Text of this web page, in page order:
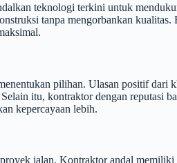
teknologi terkini untuk
tanpa mengorbankan
pilihan. Ulasan positif
itu, kontraktor dengan
kepercayaan lebih.
jalan. Kontraktor andal